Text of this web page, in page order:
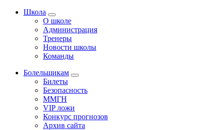
Школа
О школе
Администрация
Тренеры
Новости школы
Команды
Болельщикам
Билеты
Безопасность
ММГН
VIP ложи
Конкурс прогнозов
Архив сайта